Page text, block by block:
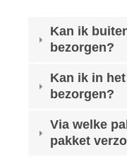
Kan ik
bezorgen?
Kan ik in
bezorgen?
Via welke
pakket